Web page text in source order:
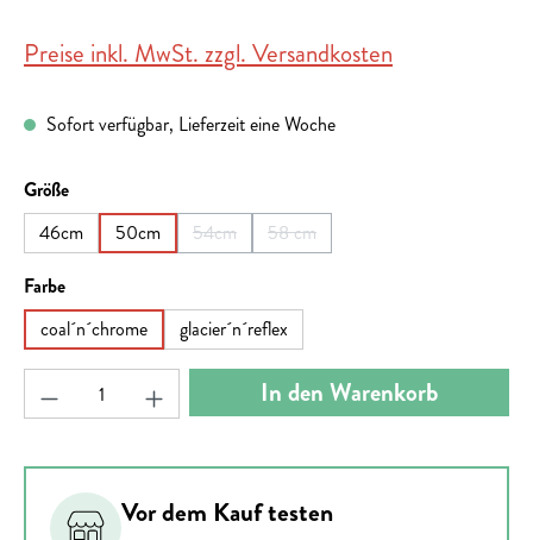
Preise inkl. MwSt. zzgl. Versandkosten
Sofort verfügbar, Lieferzeit eine Woche
Größeauswählen
46cm
50cm 54cm
(Diese Option ist zurzeit nicht verfügbar.)
58 cm
(Diese Option ist zurzeit nicht
Farbeauswählen
coal´n´chrome
glacier´n´reflex
Produkt Anzahl: Gib den gewünschten Wert ein
In den Warenkorb
Vor dem Kauf testen